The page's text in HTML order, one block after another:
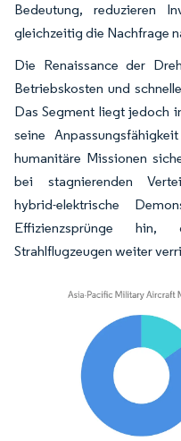
Bedeutung, reduzieren
gleichzeitig die Nachfrage
Die Renaissance der
Betriebskosten und
Das Segment liegt jedoch
seine
humanitäre Missionen
bei stagnierenden
hybrid-elektrische
Effizienzsprünge
Strahlflugzeugen weiter